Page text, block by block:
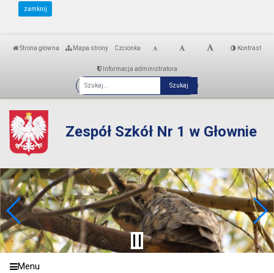
zamknij
Strona główna Mapa strony Czcionka Kontrast
Informacja administratora
Fraza
Zespół Szkół Nr 1 w Głownie
Menu